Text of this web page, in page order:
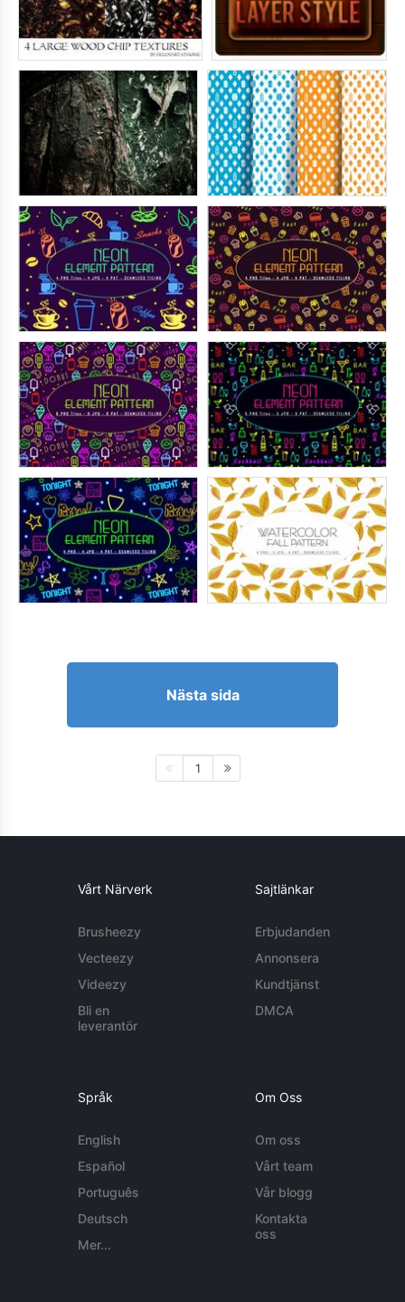
Nästa sida
1
Vårt Närverk
Brusheezy
Vecteezy
Videezy
Bli en
leverantör
Sajtlänkar
Erbjudanden
Annonsera
Kundtjänst
DMCA
Språk
English
Español
Português
Deutsch
Mer...
Om Oss
Om oss
Vårt team
Vår blogg
Kontakta
oss